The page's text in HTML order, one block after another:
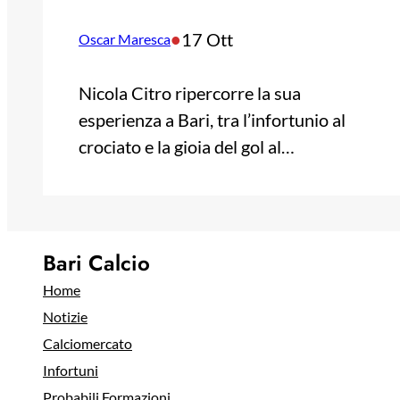
Oscar Maresca•17 Ott
Nicola Citro ripercorre la sua
esperienza a Bari, tra l’infortunio al
crociato e la gioia del gol al…
Bari Calcio
Home
Notizie
Calciomercato
Infortuni